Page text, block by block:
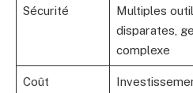
Sécurité
Multiples
disparates,
complexe
Coût